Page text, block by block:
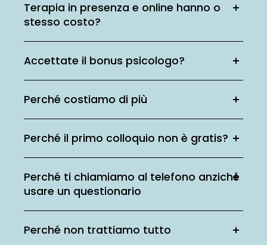
Terapia in presenza e online hanno o
stesso costo?
Accettate il bonus psicologo?
Perché costiamo di più
Perché il primo colloquio non è gratis?
Perché ti chiamiamo al telefono anziché
usare un questionario
Perché non trattiamo tutto